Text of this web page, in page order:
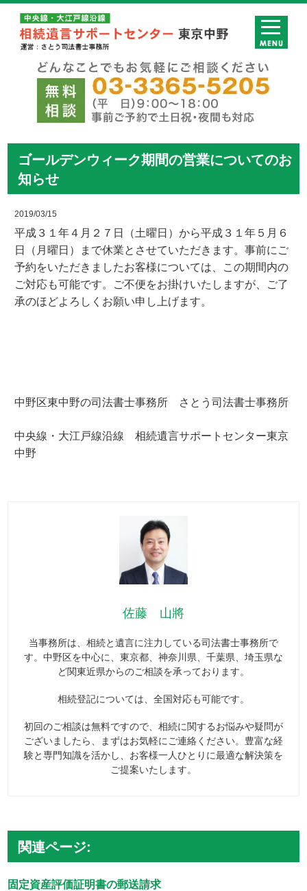
ゴールデンウィーク期間の営業についてのお
知らせ
2019/03/15
平成３１年４月２７日（土曜日）から平成３１年５月６
日（月曜日）まで休業とさせていただきます。事前にご
予約をいただきましたお客様については、この期間内の
ご対応も可能です。ご不便をお掛けいたしますが、ご了
承のほどよろしくお願い申し上げます。
中野区東中野の司法書士事務所 さとう司法書士事務所
中央線・大江戸線沿線 相続遺言サポートセンター東京
中野
佐藤 山將
当事務所は、相続と遺言に注力している司法書士事務所で
す。中野区を中心に、東京都、神奈川県、千葉県、埼玉県な
ど関東近県からのご相談を承っております。
相続登記については、全国対応も可能です。
初回のご相談は無料ですので、相続に関するお悩みや疑問が
ございましたら、まずはお気軽にご連絡ください。豊富な経
験と専門知識を活かし、お客様一人ひとりに最適な解決策を
ご提案いたします。
関連ページ:
固定資産評価証明書の郵送請求